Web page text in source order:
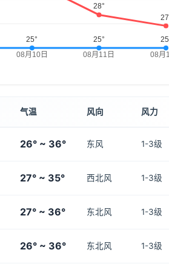
气温 风向 风力
26° ~ 36° 东风 1-3级
27° ~ 35° 西北风 1-3级
27° ~ 36° 东北风 1-3级
26° ~ 36° 东北风 1-3级